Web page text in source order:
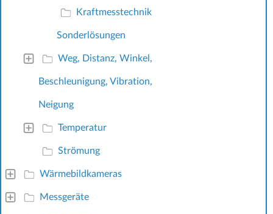
Kraftmesstechnik
Sonderlösungen
Weg, Distanz, Winkel,
Beschleunigung, Vibration,
Neigung
Temperatur
Strömung
Wärmebildkameras
Messgeräte